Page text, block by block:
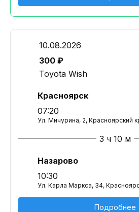
10.08.2026
300 ₽
Toyota Wish
Красноярск
07:20
Ул. Мичурина, 2, Красноярский
3 ч 10 м
Назарово
10:30
Ул. Карла Маркса, 34,
Подробнее